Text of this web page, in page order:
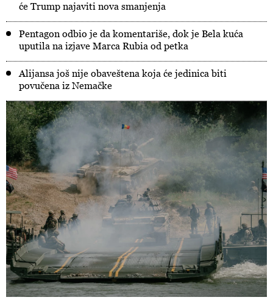
će Trump najaviti nova smanjenja
Pentagon odbio je da komentariše, dok je Bela kuća
uputila na izjave Marca Rubia od petka
Alijansa još nije obaveštena koja će jedinica biti
povučena iz Nemačke